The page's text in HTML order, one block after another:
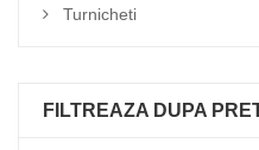
Turnicheti
FILTREAZA DUPA